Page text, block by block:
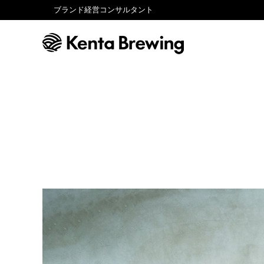
ブランド経営コンサルタント